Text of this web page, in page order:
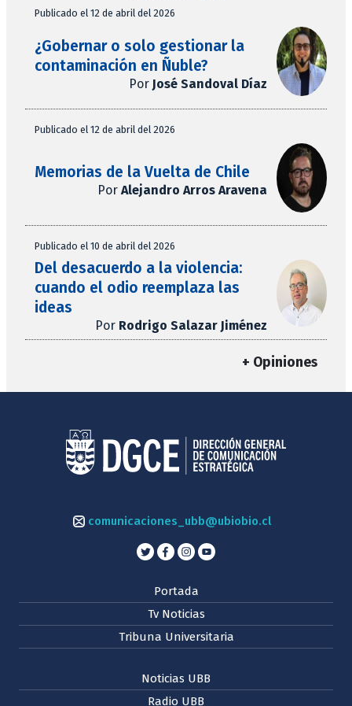
Publicado el 12 de abril del 2026
¿Gobernar o solo gestionar la
contaminación en Ñuble?
Por José Sandoval Díaz
Publicado el 12 de abril del 2026
Memorias de la Vuelta de Chile
Por Alejandro Arros Aravena
Publicado el 10 de abril del 2026
Del desacuerdo a la violencia:
cuando el odio reemplaza las
ideas
Por Rodrigo Salazar Jiménez
+ Opiniones
comunicaciones_ubb@ubiobio.cl
Portada
Tv Noticias
Tribuna Universitaria
Noticias UBB
Radio UBB